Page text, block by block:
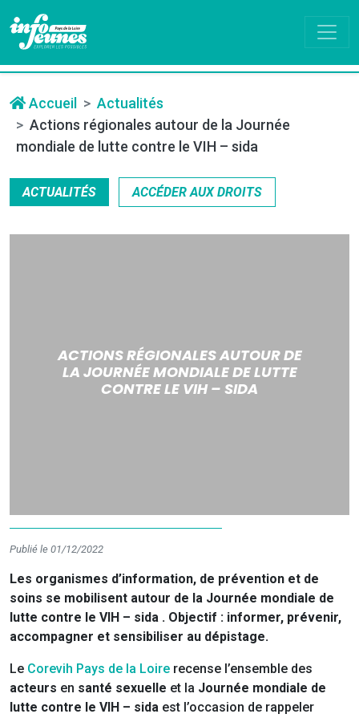
Accueil
Actualités
Actions régionales autour de la Journée
mondiale de lutte contre le VIH – sida
ACTUALITÉS ACCÉDER AUX DROITS
ACTIONS RÉGIONALES AUTOUR DE
LA JOURNÉE MONDIALE DE LUTTE
CONTRE LE VIH – SIDA
Publié le 01/12/2022
Les organismes d’information, de prévention et de
soins se mobilisent autour de la Journée mondiale de
lutte contre le VIH – sida . Objectif : informer, prévenir,
accompagner et sensibiliser au dépistage.
Le Corevih Pays de la Loire recense l’ensemble des
acteurs en santé sexuelle et la Journée mondiale de
lutte contre le VIH – sida est l’occasion de rappeler